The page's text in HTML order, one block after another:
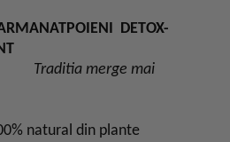
DETOX-
mai
natural din plante